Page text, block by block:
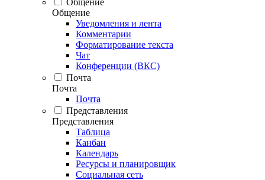
Общение
Общение
Уведомления и лента
Комментарии
Форматирование текста
Чат
Конференции (ВКС)
Почта
Почта
Почта
Представления
Представления
Таблица
Канбан
Календарь
Ресурсы и планировщик
Социальная сеть